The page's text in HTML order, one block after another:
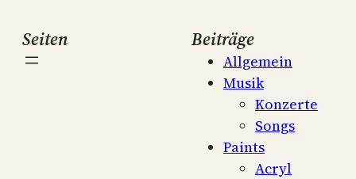
Seiten Beiträge
Allgemein
Musik
Konzerte
Songs
Paints
Acryl